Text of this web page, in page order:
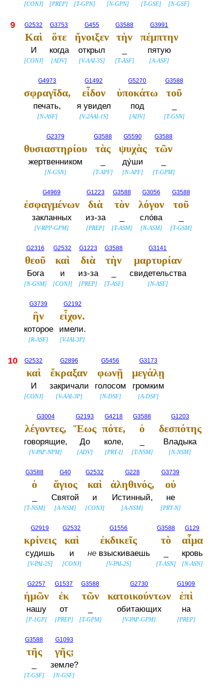
[CONJ] [PREP] [T-GPN] [N-GPN] [T-GSF] [N-GSF]
9 G2532
Καὶ
И
[CONJ]
G3753
ὅτε
когда
[ADV]
G455
ἤνοιξεν
открыл
[V-AAI-3S]
G3588
τὴν
[T-ASF]
G3991
πέμπτην
пятую
[A-ASF]
G4973
σφραγῖδα,
печать,
[N-ASF]
G1492
εἶδον
я увидел
[V-2AAI-1S]
G5270
ὑποκάτω
под
[ADV]
G3588
τοῦ
[T-GSN]
G2379
θυσιαστηρίου
жертвенником
[N-GSN]
G3588
τὰς
[T-APF]
G5590
ψυχὰς
ду́ши
[N-APF]
G3588
τῶν
[T-GPM]
G4969
ἐσφαγμένων
закланных
[V-RPP-GPM]
G1223
διὰ
из-за
[PREP]
G3588
τὸν
[T-ASM]
G3056
λόγον
сло́ва
[N-ASM]
G3588
τοῦ
[T-GSM]
G2316
θεοῦ
Бога
[N-GSM]
G2532
καὶ
и
[CONJ]
G1223
διὰ
из-за
[PREP]
G3588
τὴν
[T-ASF]
G3141
μαρτυρίαν
свидетельства
[N-ASF]
G3739
ἣν
которое
[R-ASF]
G2192
εἶχον.
имели.
[V-IAI-3P]
10 G2532
καὶ
И
[CONJ]
G2896
ἔκραξαν
закричали
[V-AAI-3P]
G5456
φωνῇ
голосом
[N-DSF]
G3173
μεγάλῃ
громким
[A-DSF]
G3004
λέγοντες,
говорящие,
[V-PAP-NPM]
G2193
Ἕως
До
[ADV]
G4218
πότε,
коле,
[PRT-I]
G3588
ὁ
[T-NSM]
G1203
δεσπότης
Владыка
[N-NSM]
G3588
ὁ
[T-NSM]
G40
ἅγιος
Святой
[A-NSM]
G2532
καὶ
и
[CONJ]
G228
ἀληθινός,
Истинный,
[A-NSM]
G3739
οὐ
не
[PRT-N]
G2919
κρίνεις
судишь
[V-PAI-2S]
G2532
καὶ
и
[CONJ]
G1556
ἐκδικεῖς
невзыскиваешь
[V-PAI-2S]
G3588
τὸ
[T-ASN]
G129
αἷμα
кровь
[N-ASN]
G2257
ἡμῶν
нашу
[P-1GP]
G1537
ἐκ
от
[PREP]
G3588
τῶν
[T-GPM]
G2730
κατοικούντων
обитающих
[V-PAP-GPM]
G1909
ἐπὶ
на
[PREP]
G3588
τῆς
[T-GSF]
G1093
γῆς;
земле?
[N-GSF]